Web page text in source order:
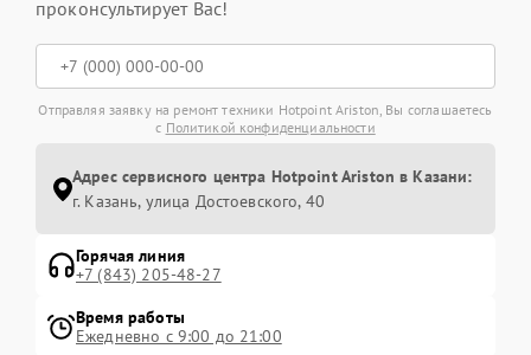
проконсультирует Вас!
Отправляя заявку на ремонт техники Hotpoint Ariston, Вы соглашаетесь
с Политикой конфиденциальности
Адрес сервисного центра Hotpoint Ariston в Казани:
г. Казань, улица Достоевского, 40
Горячая линия
+7 (843) 205-48-27
Время работы
Ежедневно с 9:00 до 21:00